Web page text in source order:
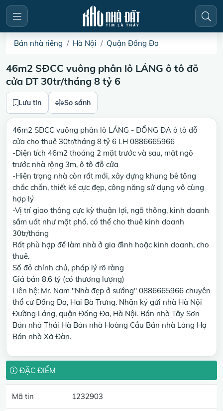
Bán nhà riêng Hà Nội Quận Đống Đa
46m2 SĐCC vuông phân lô LÁNG ô tô đỗ
cửa DT 30tr/tháng 8 tỷ 6
Lưu tin So sánh
46m2 SĐCC vuông phân lô LÁNG - ĐỐNG ĐA ô tô đỗ
cửa cho thuê 30tr/tháng 8 tỷ 6 LH 0886665966
-Diện tích 46m2 thoáng 2 mặt trước và sau, mặt ngõ
trước nhà rộng 3m, ô tô đỗ cửa
-Hiện trạng nhà còn rất mới, xây dựng khung bê tông
chắc chắn, thiết kế cực đẹp, công năng sử dụng vô cùng
hợp lý
-Vị trí giao thông cực kỳ thuận lợi, ngõ thông, kinh doanh
sầm uất như mặt phố. có thể cho thuê kinh doanh
30tr/tháng
Rất phù hợp để làm nhà ở gia đình hoặc kinh doanh, cho
thuê.
Sổ đỏ chính chủ, pháp lý rõ ràng
Giá bán 8.6 tỷ (có thương lượng)
Liên hệ: Mr. Nam "Nhà đẹp ở sướng" 0886665966 chuyên
thổ cư Đống Đa, Hai Bà Trưng. Nhận ký gửi nhà Hà Nội
Đường Láng, quận Đống Đa, Hà Nội. Bán nhà Tây Sơn
Bán nhà Thái Hà Bán nhà Hoàng Cầu Bán nhà Láng Hạ
Bán nhà Xã Đàn.
ĐẶC ĐIỂM
Mã tin 1232903